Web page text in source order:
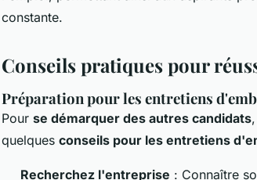
constante.
Conseils pratiques pour
Préparation pour les entretiens
Pour se démarquer des autres candidats
quelques conseils pour les entretiens
Recherchez l'entreprise : Connaître